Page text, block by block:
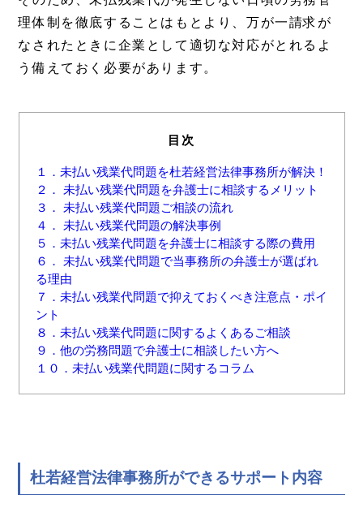
理体制を徹底することはもとより、万が一請求が
なされたときに企業として適切な対応がとれるよ
う備えておく必要があります。
目次
１．未払い残業代問題を杜若経営法律事務所が解決！
２． 未払い残業代問題を弁護士に相談するメリット
３． 未払い残業代問題ご相談の流れ
４． 未払い残業代問題の解決事例
５．未払い残業代問題を弁護士に相談する際の費用
６． 未払い残業代問題で当事務所の弁護士が選ばれ
る理由
７．未払い残業代問題で抑えておくべき注意点・ポイ
ント
８．未払い残業代問題に関するよくあるご相談
９．他の労務問題で弁護士に相談したい方へ
１０．未払い残業代問題に関するコラム
杜若経営法律事務所ができるサポート内容